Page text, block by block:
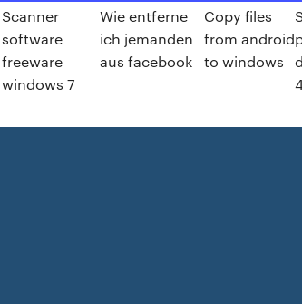
Scanner
software
freeware
windows 7
Wie entferne
ich jemanden
aus facebook
Copy files
from android
to windows